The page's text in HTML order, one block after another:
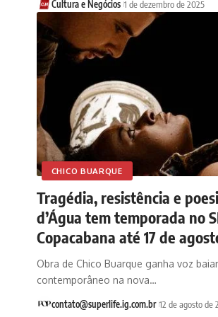
Cultura e Negócios 1 de dezembro de 2025
CHICO BUARQUE
Tragédia, resistência e
d’Água tem temporada no
Copacabana até 17 de
Obra de Chico Buarque ganha voz
contemporâneo na nova…
contato@superlife.ig.com.br 12 de agosto de